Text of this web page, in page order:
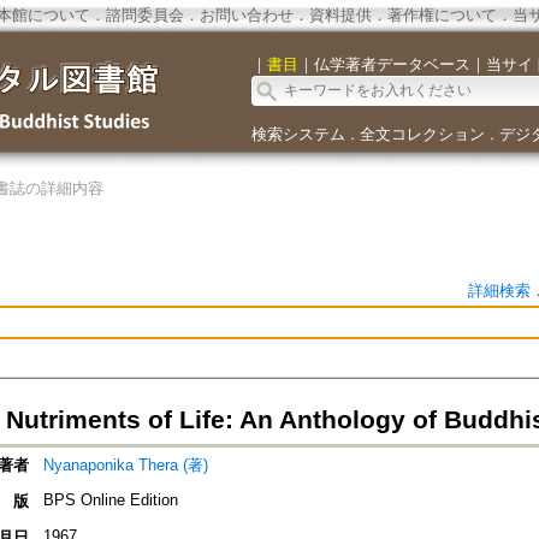
館について ． 諮問委員会． お問い合わせ． 資料提供． 著作権について．当
｜ 書目 ｜ 仏学著者データベース ｜ 当サイ
検索システム ． 全文コレクション ． デジ
誌の詳細内容
詳細検索
Nutriments of Life: An Anthology of
者
Nyanaponika Thera (著)
版
BPS Online Edition